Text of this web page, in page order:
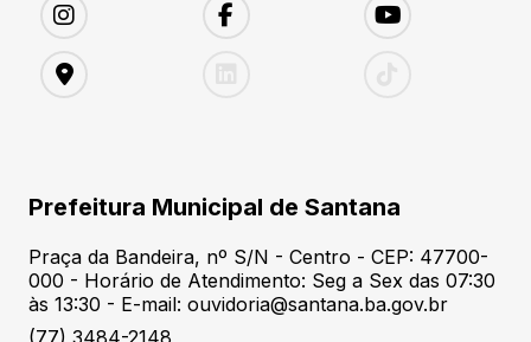
Prefeitura Municipal de Santana
Praça da Bandeira, nº S/N - Centro - CEP: 47700-
000 - Horário de Atendimento: Seg a Sex das 07:30
às 13:30 - E-mail: ouvidoria@santana.ba.gov.br
(77) 3484-2148